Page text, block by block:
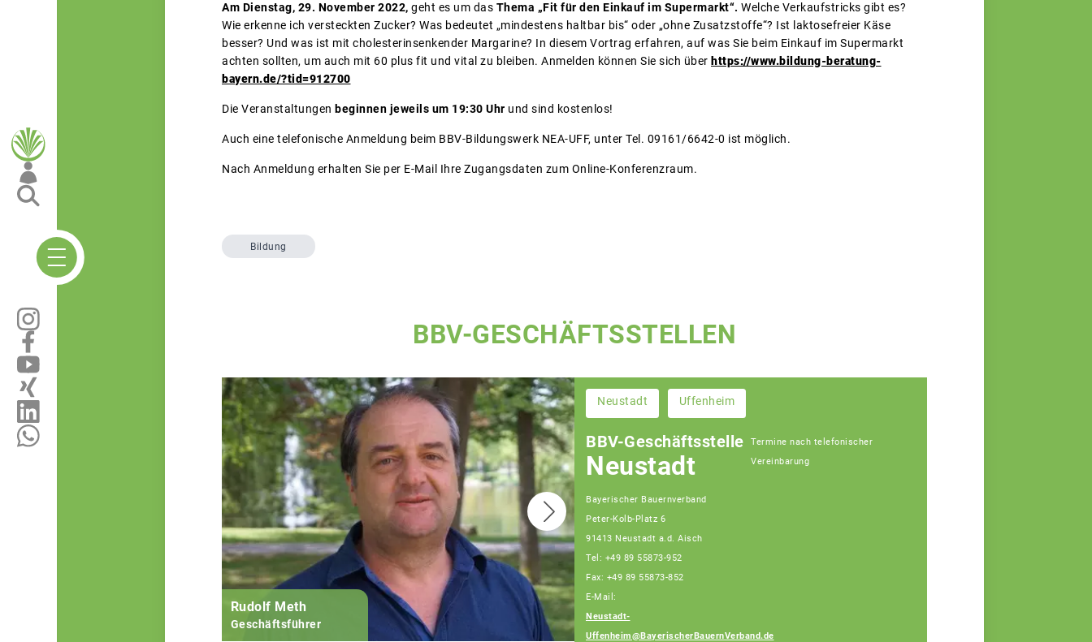
Am Dienstag, 29. November 2022, geht es um das Thema „Fit für den Einkauf im Supermarkt“. Welche Verkaufstricks gibt es?
Wie erkenne ich versteckten Zucker? Was bedeutet „mindestens haltbar bis“ oder „ohne Zusatzstoffe“? Ist laktosefreier Käse
besser? Und was ist mit cholesterinsenkender Margarine? In diesem Vortrag erfahren, auf was Sie beim Einkauf im Supermarkt
achten sollten, um auch mit 60 plus fit und vital zu bleiben. Anmelden können Sie sich über https://www.bildung-beratung-
bayern.de/?tid=912700
Die Veranstaltungen beginnen jeweils um 19:30 Uhr und sind kostenlos!
Auch eine telefonische Anmeldung beim BBV-Bildungswerk NEA-UFF, unter Tel. 09161/6642-0 ist möglich.
Nach Anmeldung erhalten Sie per E-Mail Ihre Zugangsdaten zum Online-Konferenzraum.
Bildung
BBV-GESCHÄFTSSTELLEN
Rudolf Meth
Geschäftsführer Fachberater
Neustadt Uffenheim
BBV-Geschäftsstelle
Neustadt
Bayerischer Bauernverband
Peter-Kolb-Platz 6
91413 Neustadt a.d. Aisch
Tel: +49 89 55873-952
Fax: +49 89 55873-852
E-Mail:
Neustadt-
Uffenheim@BayerischerBauernVerband.de
Termine nach telefonischer
Vereinbarung